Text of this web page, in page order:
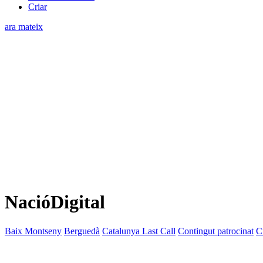
Criar
ara mateix
NacióDigital
Baix Montseny Berguedà Catalunya Last Call Contingut patrocinat